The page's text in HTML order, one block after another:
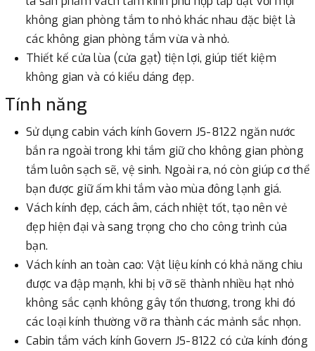
không gian phòng tắm to nhỏ khác nhau đặc biệt là
các không gian phòng tắm vừa và nhỏ.
Thiết kế cửa lùa (cửa gạt) tiện lợi, giúp tiết kiệm
không gian và có kiểu dáng đẹp.
Tính năng
Sử dụng cabin vách kính Govern JS-8122 ngăn nước
bắn ra ngoài trong khi tắm giữ cho không gian phòng
tắm luôn sạch sẽ, vệ sinh. Ngoài ra, nó còn giúp cơ thể
bạn được giữ ấm khi tắm vào mùa đông lạnh giá.
Vách kính đẹp, cách âm, cách nhiệt tốt, tạo nên vẻ
đẹp hiện đại và sang trọng cho cho công trình của
bạn.
Vách kính an toàn cao: Vật liệu kính có khả năng chiu
được va đập mạnh, khi bị vỡ sẽ thành nhiều hạt nhỏ
không sắc cạnh không gây tổn thương, trong khi đó
các loại kính thường vỡ ra thành các mảnh sắc nhọn.
Cabin tắm vách kính Govern JS-8122 có cửa kính đóng